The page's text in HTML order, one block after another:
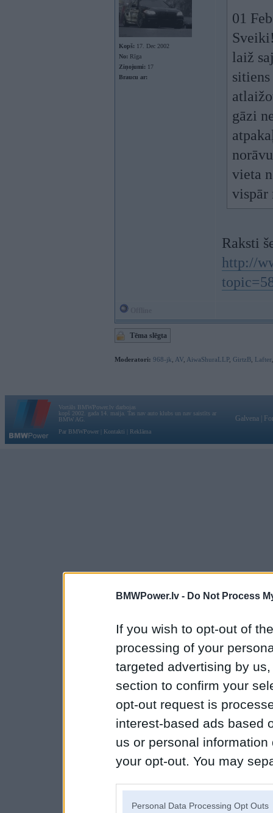
BMWPower.lv - Do Not Process
If you wish to opt-out of
processing of your
targeted advertising by
section to confirm your
opt-out request is
interest-based ads based
us or personal
your opt-out. You may
Personal Data Processing Opt Outs
Kopš: 17. Dec 2002
No: Rīga
Ziņojumi: 17
Braucu ar:
01
laiž
gāzi
vieta
vispār
Raksti
http://
Tēma slēgta
Moderatori: 968-jk AV AiwaShuraLLP, GirtzB Lafter
Vortāls BMWPower.lv darbojas
kopš 2002. gada 14. maija. Tas nav auto klubs un nav saistīts ar
BMW AG.
Par BMWPower
Kontakti Reklāma
Galvena